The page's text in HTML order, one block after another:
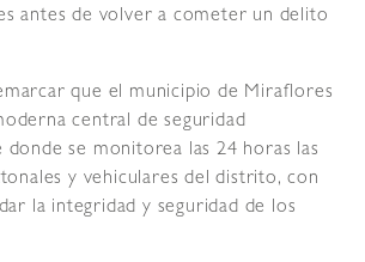
antes de volver a cometer un delito
que el municipio de Miraflores
central de seguridad
donde se monitorea las 24 horas las
y vehiculares del distrito, con
la integridad y seguridad de los